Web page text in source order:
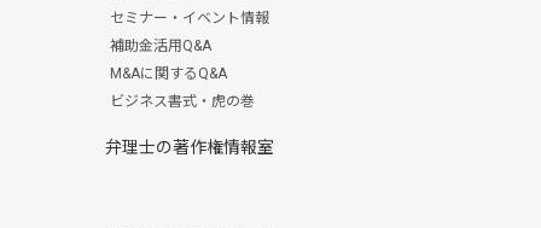
セミナー・イベント情報
補助金活用Q&A
M&Aに関するQ&A
ビジネス書式・虎の巻
弁理士の著作権情報室